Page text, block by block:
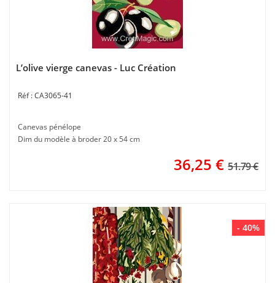
L’olive vierge canevas - Luc Création
CA3065-41
Canevas pénélope
Dim du modèle à broder 20 x 54 cm
36,25 € 51.79 €
- 40%